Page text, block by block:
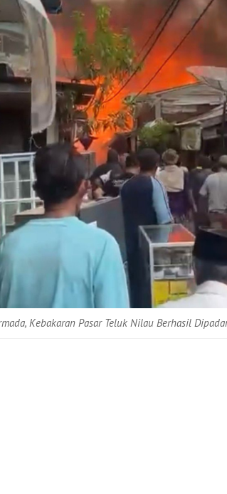
Kebakaran Pasar Teluk Nilau Berhasil